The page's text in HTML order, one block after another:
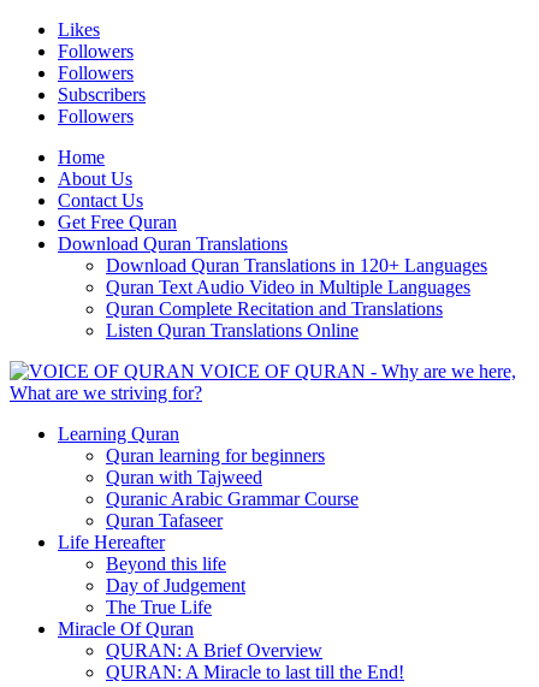
Likes
Followers
Followers
Subscribers
Followers
Home
About Us
Contact Us
Get Free Quran
Download Quran Translations
Download Quran Translations in 120+ Languages
Quran Text Audio Video in Multiple Languages
Quran Complete Recitation and Translations
Listen Quran Translations Online
VOICE OF QURAN - Why are we here,
What are we striving for?
Learning Quran
Quran learning for beginners
Quran with Tajweed
Quranic Arabic Grammar Course
Quran Tafaseer
Life Hereafter
Beyond this life
Day of Judgement
The True Life
Miracle Of Quran
QURAN: A Brief Overview
QURAN: A Miracle to last till the End!